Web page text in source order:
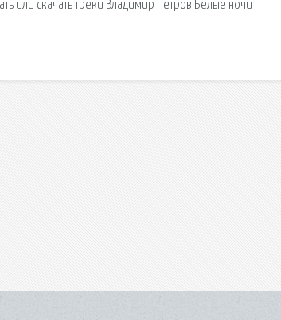
или скачать треки Владимир Петров Белые ночи